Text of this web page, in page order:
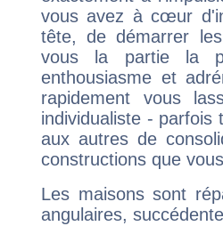
vous avez à cœur
tête, de démarrer
vous la partie la
enthousiasme et
rapidement vous
individualiste -
aux autres de
constructions que
Les maisons sont
angulaires,